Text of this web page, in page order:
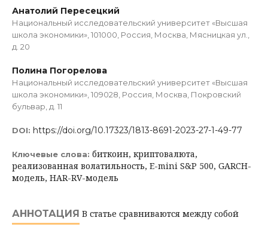
Анатолий Пересецкий
Национальный исследовательский университет «Высшая
школа экономики», 101000, Россия, Москва, Мясницкая ул.,
д. 20
Полина Погорелова
Национальный исследовательский университет «Высшая
школа экономики», 109028, Россия, Москва, Покровский
бульвар, д. 11
DOI: https://doi.org/10.17323/1813-8691-2023-27-1-49-77
Ключевые слова: биткоин, криптовалюта,
реализованная волатильность, E-mini S&P 500, GARCH-
модель, HAR-RV-модель
АННОТАЦИЯ В статье сравниваются между собой